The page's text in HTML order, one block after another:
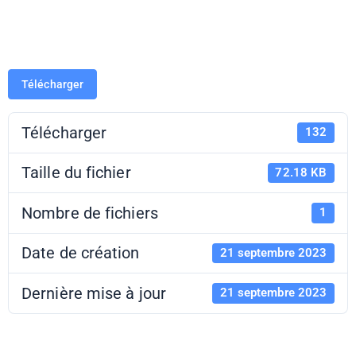
Télécharger
Télécharger 132
Taille du fichier 72.18 KB
Nombre de fichiers 1
Date de création 21 septembre 2023
Dernière mise à jour 21 septembre 2023